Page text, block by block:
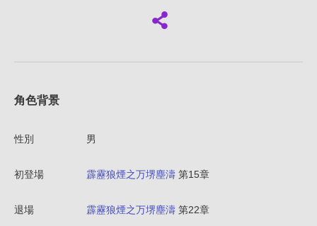
角色背景
性別 男
初登場 霹靂狼煙之万堺塵濤 第15章
退場 霹靂狼煙之万堺塵濤 第22章